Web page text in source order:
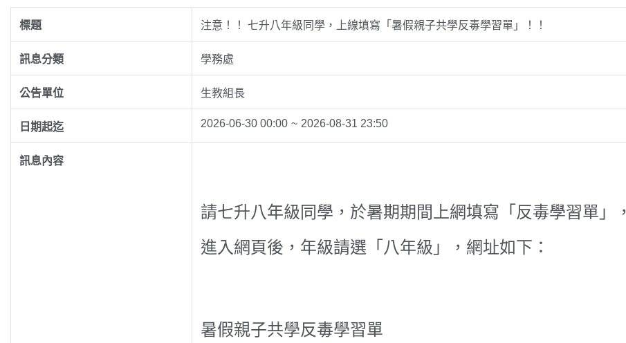
標題 注意！！ 七升八年級同學，上線填寫「暑假親子共學反毒學習單」！！
訊息分類 學務處
公告單位 生教組長
日期起迄 2026-06-30 00:00 ~ 2026-08-31 23:50
訊息內容
請七升八年級同學，於暑期期間上網填寫「反毒學習單」，
進入網頁後，年級請選「八年級」，網址如下：
暑假親子共學反毒學習單